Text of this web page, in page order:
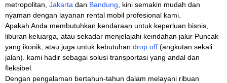
metropolitan, Jakarta dan Bandung , kini semakin mudah dan
nyaman dengan layanan rental mobil profesional kami.
Apakah Anda membutuhkan kendaraan untuk keperluan bisnis,
liburan keluarga, atau sekadar menjelajahi keindahan jalur Puncak
yang ikonik, atau juga untuk kebutuhan drop off (angkutan sekali
jalan). kami hadir sebagai solusi transportasi yang andal dan
fleksibel.
Dengan pengalaman bertahun-tahun dalam melayani ribuan